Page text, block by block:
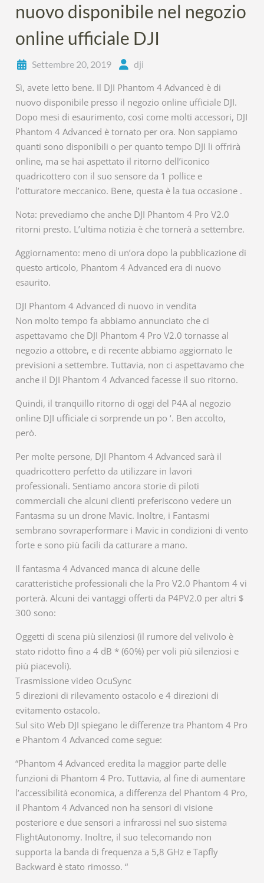
nuovo disponibile nel negozio
online ufficiale DJI
Settembre 20, 2019 dji
Sì, avete letto bene. Il DJI Phantom 4 Advanced è di
nuovo disponibile presso il negozio online ufficiale DJI.
Dopo mesi di esaurimento, così come molti accessori, DJI
Phantom 4 Advanced è tornato per ora. Non sappiamo
quanti sono disponibili o per quanto tempo DJI li offrirà
online, ma se hai aspettato il ritorno dell’iconico
quadricottero con il suo sensore da 1 pollice e
l’otturatore meccanico. Bene, questa è la tua occasione .
Nota: prevediamo che anche DJI Phantom 4 Pro V2.0
ritorni presto. L’ultima notizia è che tornerà a settembre.
Aggiornamento: meno di un’ora dopo la pubblicazione di
questo articolo, Phantom 4 Advanced era di nuovo
esaurito.
DJI Phantom 4 Advanced di nuovo in vendita
Non molto tempo fa abbiamo annunciato che ci
aspettavamo che DJI Phantom 4 Pro V2.0 tornasse al
negozio a ottobre, e di recente abbiamo aggiornato le
previsioni a settembre. Tuttavia, non ci aspettavamo che
anche il DJI Phantom 4 Advanced facesse il suo ritorno.
Quindi, il tranquillo ritorno di oggi del P4A al negozio
online DJI ufficiale ci sorprende un po ‘. Ben accolto,
però.
Per molte persone, DJI Phantom 4 Advanced sarà il
quadricottero perfetto da utilizzare in lavori
professionali. Sentiamo ancora storie di piloti
commerciali che alcuni clienti preferiscono vedere un
Fantasma su un drone Mavic. Inoltre, i Fantasmi
sembrano sovraperformare i Mavic in condizioni di vento
forte e sono più facili da catturare a mano.
Il fantasma 4 Advanced manca di alcune delle
caratteristiche professionali che la Pro V2.0 Phantom 4 vi
porterà. Alcuni dei vantaggi offerti da P4PV2.0 per altri $
300 sono:
Oggetti di scena più silenziosi (il rumore del velivolo è
stato ridotto fino a 4 dB * (60%) per voli più silenziosi e
più piacevoli).
Trasmissione video OcuSync
5 direzioni di rilevamento ostacolo e 4 direzioni di
evitamento ostacolo.
Sul sito Web DJI spiegano le differenze tra Phantom 4 Pro
e Phantom 4 Advanced come segue:
“Phantom 4 Advanced eredita la maggior parte delle
funzioni di Phantom 4 Pro. Tuttavia, al fine di aumentare
l’accessibilità economica, a differenza del Phantom 4 Pro,
il Phantom 4 Advanced non ha sensori di visione
posteriore e due sensori a infrarossi nel suo sistema
FlightAutonomy. Inoltre, il suo telecomando non
supporta la banda di frequenza a 5,8 GHz e Tapfly
Backward è stato rimosso. “